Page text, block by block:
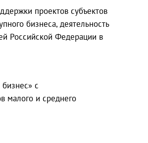
проектов субъектов
бизнеса, деятельность
Российской Федерации в
с
малого и среднего